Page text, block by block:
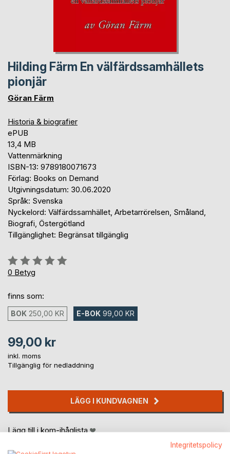
Hilding Färm En välfärdssamhällets
pionjär
Göran Färm
Historia & biografier
ePUB
13,4 MB
Vattenmärkning
ISBN-13: 9789180071673
Förlag: Books on Demand
Utgivningsdatum: 30.06.2020
Språk: Svenska
Nyckelord: Välfärdssamhället, Arbetarrörelsen, Småland,
Biografi, Östergötland
Tillgänglighet: Begränsat tillgänglig
Betyg::
0%
0 Betyg
finns som:
BOK 250,00 KR E-BOK 99,00 KR
99,00 kr
inkl. moms
Tillgänglig för nedladdning
LÄGG I KUNDVAGNEN
Lägg till i kom-ihåglista
Integritetspolicy